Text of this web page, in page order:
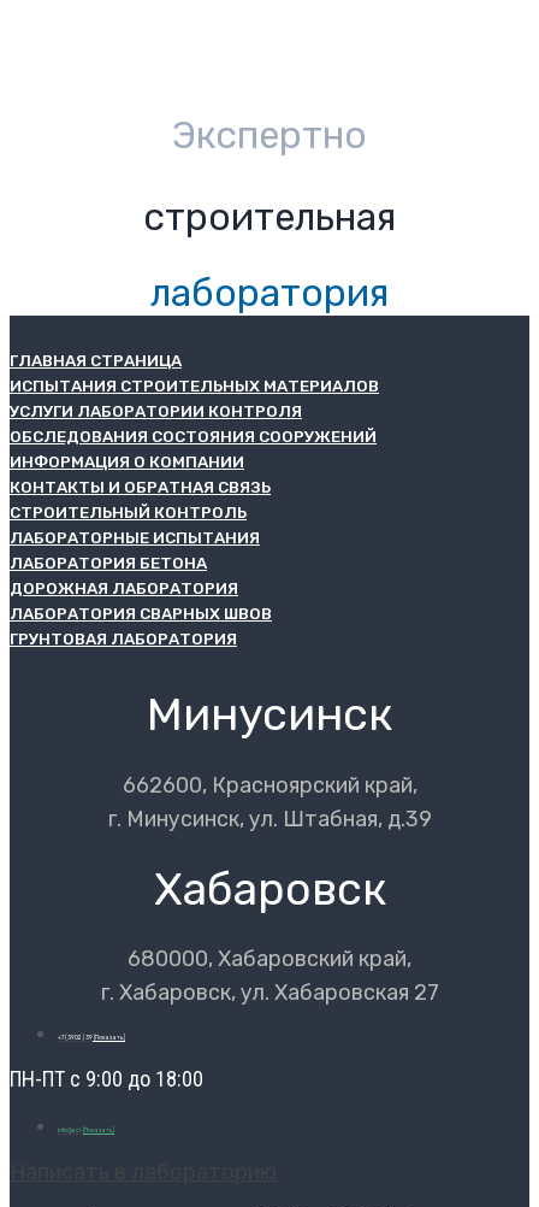
Экспертно
строительная
лаборатория
ГЛАВНАЯ СТРАНИЦА
ИСПЫТАНИЯ СТРОИТЕЛЬНЫХ МАТЕРИАЛОВ
УСЛУГИ ЛАБОРАТОРИИ КОНТРОЛЯ
ОБСЛЕДОВАНИЯ СОСТОЯНИЯ СООРУЖЕНИЙ
ИНФОРМАЦИЯ О КОМПАНИИ
КОНТАКТЫ И ОБРАТНАЯ СВЯЗЬ
СТРОИТЕЛЬНЫЙ КОНТРОЛЬ
ЛАБОРАТОРНЫЕ ИСПЫТАНИЯ
ЛАБОРАТОРИЯ БЕТОНА
ДОРОЖНАЯ ЛАБОРАТОРИЯ
ЛАБОРАТОРИЯ СВАРНЫХ ШВОВ
ГРУНТОВАЯ ЛАБОРАТОРИЯ
Минусинск
662600, Красноярский край,
г. Минусинск, ул. Штабная, д.39
Хабаровск
680000, Хабаровский край,
г. Хабаровск, ул. Хабаровская 27
+7 (3902) 39 [Показать]
ПН-ПТ с 9:00 до 18:00
info@ecl- [Показать]